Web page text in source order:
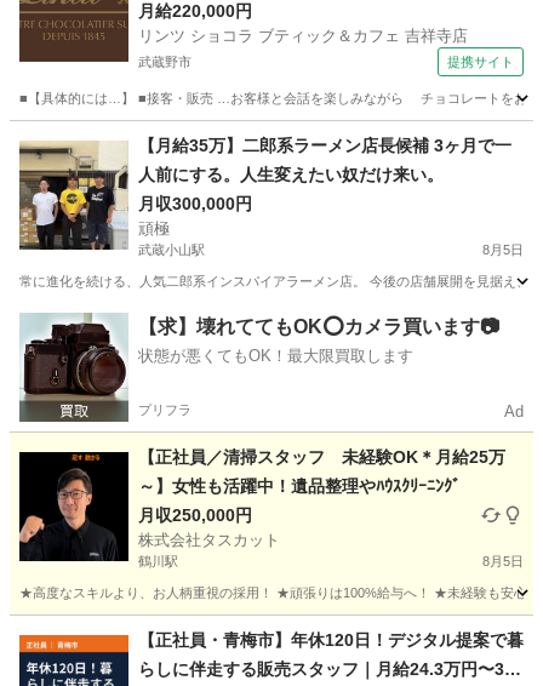
0h未満)】
月給220,000円
リンツ ショコラ ブティック＆カフェ 吉祥寺店
武蔵野市 提携サイト
■【具体的には…】 ■接客・販売 …お客様と会話を楽しみながら チョコレートをおす
飲食
【月給35万】二郎系ラーメン店長候補 3ヶ月で一
人前にする。人生変えたい奴だけ来い。
月収300,000円
頑極
武蔵小山駅 8月5日
常に進化を続ける、人気二郎系インスパイアラーメン店。 今後の店舗展開を見据え
東京 品川区 武蔵小山駅 飲食
【求】壊れててもOK⭕️カメラ買います📷
状態が悪くてもOK！最大限買取します
プリフラ Ad
【正社員／清掃スタッフ 未経験OK＊月給25万
～】女性も活躍中！遺品整理やﾊｳｽｸﾘｰﾆﾝｸﾞ
月収250,000円
株式会社タスカット
鶴川駅 8月5日
★高度なスキルより、お人柄重視の採用！ ★頑張りは100%給与へ！ ★未経験も安心
鶴川駅 その他
【正社員・青梅市】年休120日！デジタル提案で暮
らしに伴走する販売スタッフ｜月給24.3万円〜36.